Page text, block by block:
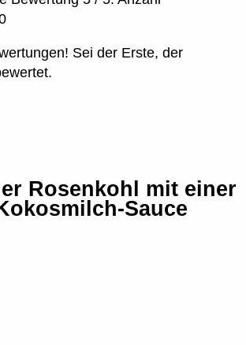
Sei der Erste, der
Rosenkohl mit einer
Sauce